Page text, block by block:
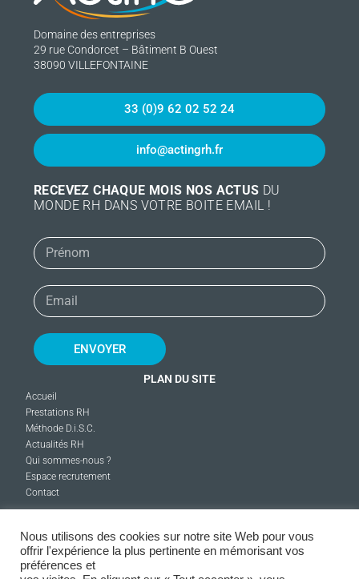
Domaine des entreprises
29 rue Condorcet – Bâtiment B Ouest
38090 VILLEFONTAINE
33 (0)9 62 02 52 24
info@actingrh.fr
PLAN DU SITE
Accueil
Prestations RH
Méthode D.i.S.C.
Actualités RH
Qui sommes-nous ?
Espace recrutement
Contact
RECEVEZ CHAQUE MOIS NOS ACTUS DU
MONDE RH DANS VOTRE BOITE EMAIL !
ENVOYER
SUIVEZ-NOUS :
Nous utilisons des cookies sur notre site Web pour vous
offrir l'expérience la plus pertinente en mémorisant vos
préférences et